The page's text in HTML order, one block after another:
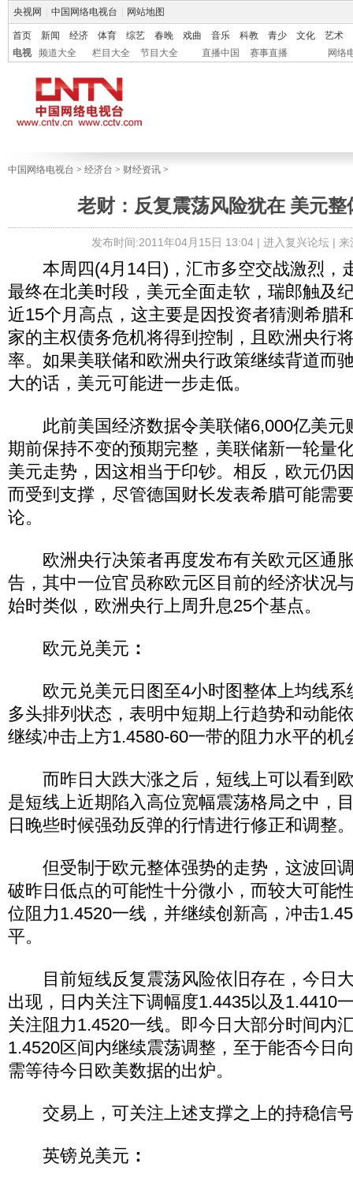
央视网 中国网络电视台 网站地图
首页 新闻 经济 体育 综艺 春晚 戏曲 音乐 科教 青少 文化
艺术
电视
频道大全 栏目大全 节目大全 直播中国 赛事直播 网络
中国网络电视台 > 经济台 > 财经资讯 >
老财：反复震荡风险犹在 美元整
发布时间:2011年04月15日 13:04 | 进入复兴论坛| 来
本周四(4月14日)，汇市多空交战激烈，
最终在北美时段，美元全面走软，瑞郎触及
近15个月高点，这主要是因投资者猜测希腊
家的主权债务危机将得到控制，且欧洲央行
率。如果美联储和欧洲央行政策继续背道而
大的话，美元可能进一步走低。
此前美国经济数据令美联储6,000亿美元
期前保持不变的预期完整，美联储新一轮量
美元走势，因这相当于印钞。相反，欧元仍
而受到支撑，尽管德国财长发表希腊可能需
论。
欧洲央行决策者再度发布有关欧元区通
告，其中一位官员称欧元区目前的经济状况
始时类似，欧洲央行上周升息25个基点。
欧元兑美元 ：
欧元兑美元日图至4小时图整体上均线系
多头排列状态，表明中短期上行趋势和动能
继续冲击上方1.4580-60一带的阻力水平的机
而昨日大跌大涨之后，短线上可以看到
是短线上近期陷入高位宽幅震荡格局之中，
日晚些时候强劲反弹的行情进行修正和调整
但受制于欧元整体强势的走势，这波回
破昨日低点的可能性十分微小，而较大可能
位阻力1.4520一线，并继续创新高，冲击
平。
目前短线反复震荡风险依旧存在，今日
出现，日内关注下调幅度1.4435以及1.4410
关注阻力1.4520一线。即今日大部分时间内
1.4520区间内继续震荡调整，至于能否今日
需等待今日欧美数据的出炉。
交易上，可关注上述支撑之上的持稳信
英镑兑美元 ：